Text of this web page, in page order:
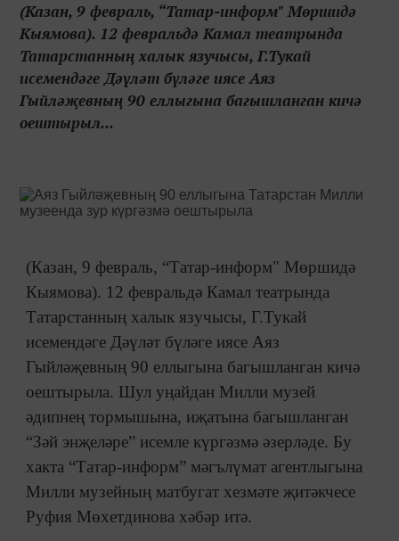
(Казан, 9 февраль, “Татар-информ" Мөршидә
Кыямова). 12 февральдә Камал театрында
Татарстанның халык язучысы, Г.Тукай
исемендәге Дәүләт бүләге иясе Аяз
Гыйләҗевның 90 еллыгына багышланган кичә
оештырыл...
(Казан, 9 февраль, “Татар-информ" Мөршидә
Кыямова). 12 февральдә Камал театрында
Татарстанның халык язучысы, Г.Тукай
исемендәге Дәүләт бүләге иясе Аяз
Гыйләҗевның 90 еллыгына багышланган кичә
оештырыла. Шул уңайдан Милли музей
әдипнең тормышына, иҗатына багышланган
“Зәй энҗеләре” исемле күргәзмә әзерләде. Бу
хакта “Татар-информ” мәгълүмат агентлыгына
Милли музейның матбугат хезмәте җитәкчесе
Руфия Мөхетдинова хәбәр итә.